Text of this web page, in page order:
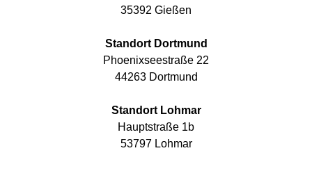
35392 Gießen
Standort Dortmund
Phoenixseestraße 22
44263 Dortmund
Standort Lohmar
Hauptstraße 1b
53797 Lohmar